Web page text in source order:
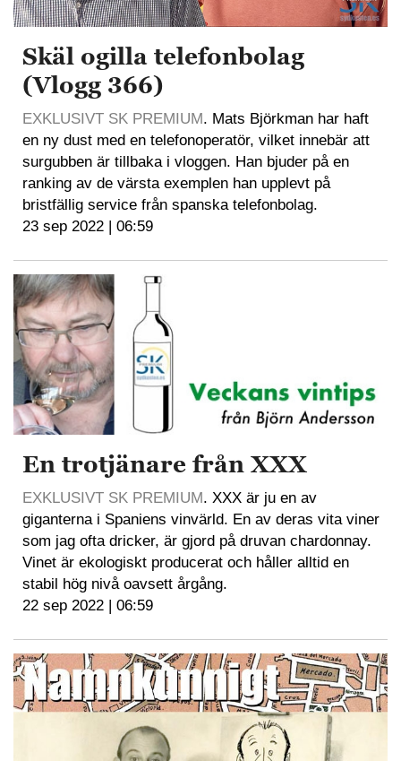
Skäl ogilla telefonbolag
(Vlogg 366)
EXKLUSIVT SK PREMIUM. Mats Björkman har haft
en ny dust med en telefonoperatör, vilket innebär att
surgubben är tillbaka i vloggen. Han bjuder på en
ranking av de värsta exemplen han upplevt på
bristfällig service från spanska telefonbolag.
23 sep 2022 | 06:59
En trotjänare från XXX
EXKLUSIVT SK PREMIUM. XXX är ju en av
giganterna i Spaniens vinvärld. En av deras vita viner
som jag ofta dricker, är gjord på druvan chardonnay.
Vinet är ekologiskt producerat och håller alltid en
stabil hög nivå oavsett årgång.
22 sep 2022 | 06:59